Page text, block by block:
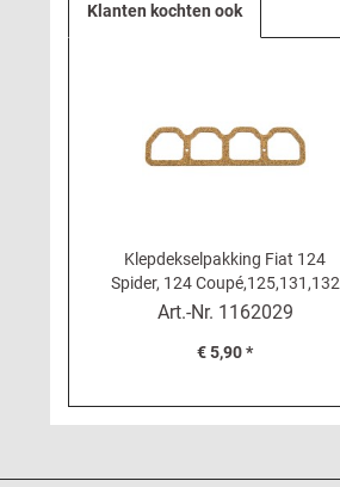
Klanten kochten ook
Klepdekselpakking Fiat 124
Spider, 124 Coupé,125,131,132
Art.-Nr. 1162029
€ 5,90 *